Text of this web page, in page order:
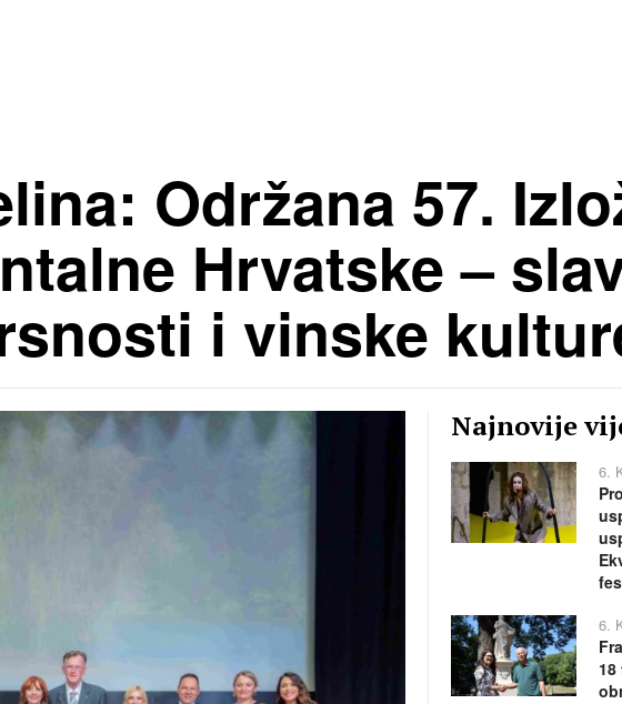
Održana 57.
Hrvatske –
i vinske
Najnovije
6.
6.